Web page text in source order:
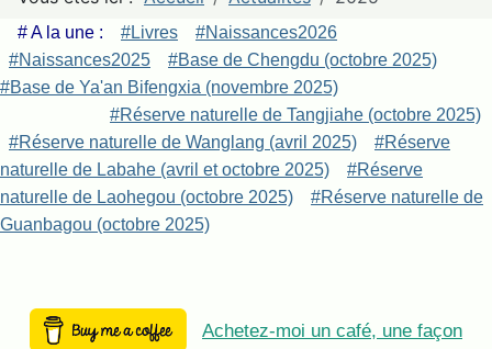
# A la une : #Livres
#Naissances2026
#Naissances2025
#Base de Chengdu (octobre 2025)
#Base de Ya'an Bifengxia (novembre 2025)
#Réserve naturelle de Tangjiahe (octobre 2025)
#Réserve naturelle de Wanglang (avril 2025)
#Réserve
naturelle de Labahe (avril et octobre 2025)
#Réserve
naturelle de Laohegou (octobre 2025)
#Réserve naturelle de
Guanbagou (octobre 2025)
Achetez-moi un café, une façon